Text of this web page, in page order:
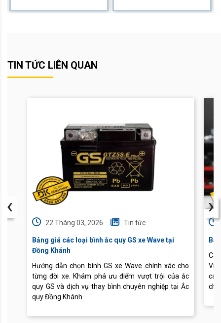
TIN TỨC LIÊN QUAN
22 Tháng 03, 2026 Tin tức
Bảng giá các loại bình ắc quy GS xe Wave tại
Đồng Khánh
Hướng dẫn chọn bình GS xe Wave chính xác cho
từng đời xe. Khám phá ưu điểm vượt trội của ắc
quy GS và dịch vụ thay bình chuyên nghiệp tại Ắc
quy Đồng Khánh.
‹ ›